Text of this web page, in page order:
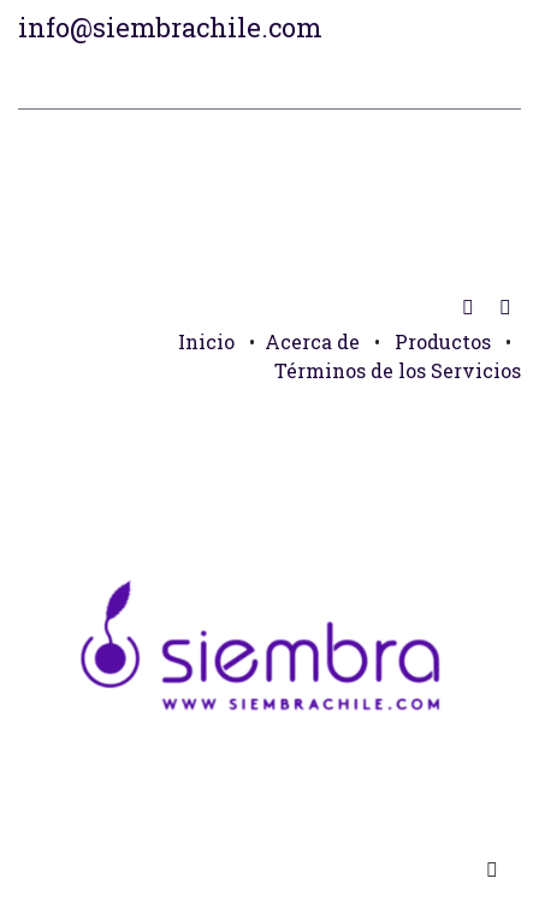
info@siembrachile.com
Inicio • Acerca de • Productos
•
Términos de los Servicios